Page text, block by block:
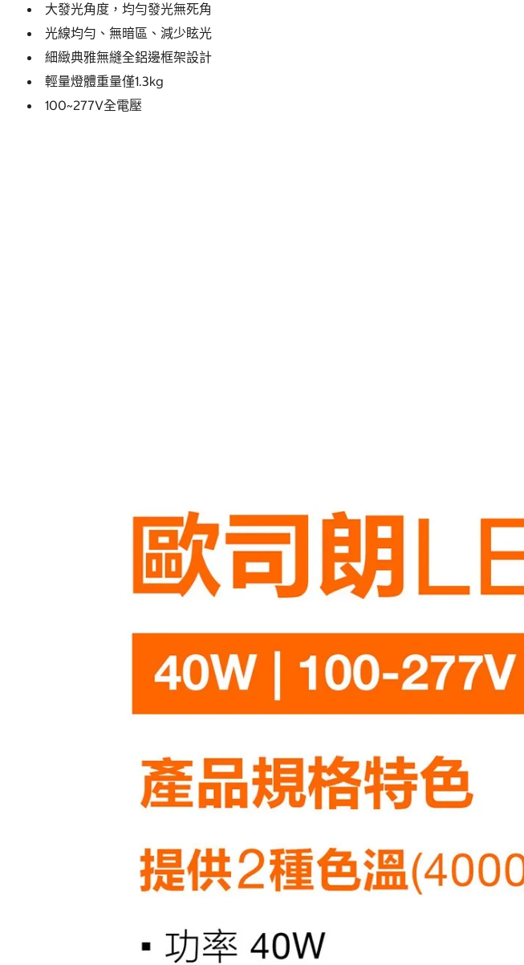
大發光角度，均勻發光無死角
光線均勻、無暗區、減少眩光
細緻典雅無縫全鋁邊框架設計
輕量燈體重量僅1.3kg
100~277V全電壓